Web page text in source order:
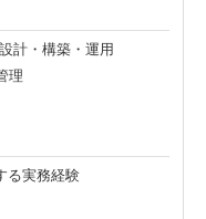
計・構築・運用
理
る実務経験